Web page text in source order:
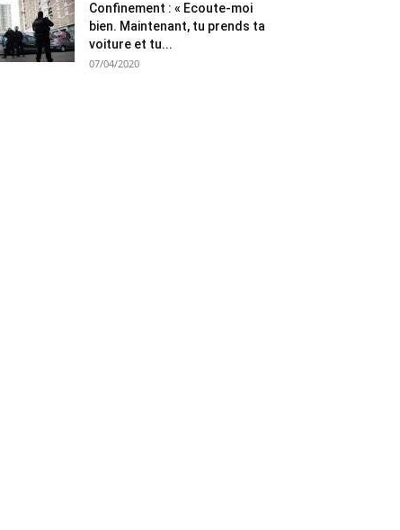
Confinement : « Ecoute-moi
bien. Maintenant, tu prends ta
voiture et tu...
07/04/2020